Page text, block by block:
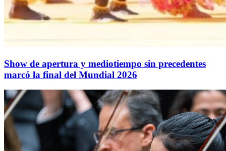
Show de apertura y mediotiempo sin precedentes
marcó la final del Mundial 2026